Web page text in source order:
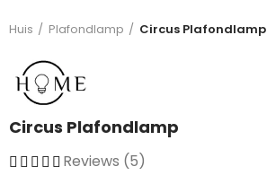
Huis Plafondlamp Circus Plafondlamp
Circus Plafondlamp
Reviews (5)